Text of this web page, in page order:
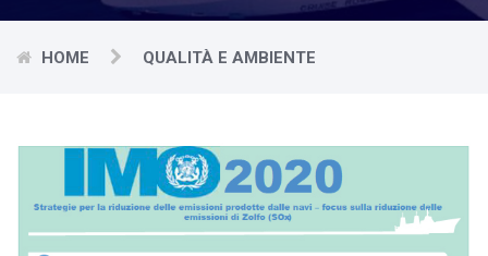
HOME QUALITÀ E AMBIENTE